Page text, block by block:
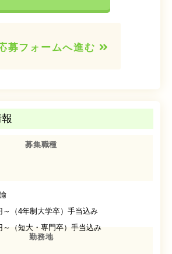
募フォームへ進む
募集職種
～（4年制大学卒）手当込み
～（短大・専門卒）手当込み
勤務地